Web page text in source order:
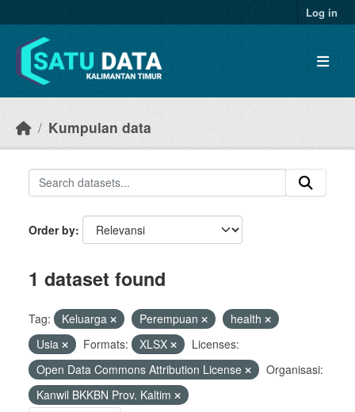
Log in
Kumpulan data
Order by
1 dataset found
Tag: Keluarga Perempuan
health
Usia
Formats: XLSX
Licenses:
Open Data Commons Attribution License
Organisasi:
Kanwil BKKBN Prov. Kaltim